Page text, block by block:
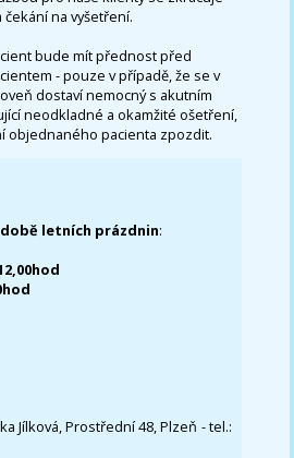
čekání na vyšetření.
bude mít přednost před
- pouze v případě, že se v
dostaví nemocný s akutním
neodkladné a okamžité ošetření,
objednaného pacienta zpozdit.
letních prázdnin:
Jílková, Prostřední 48, Plzeň - tel.: